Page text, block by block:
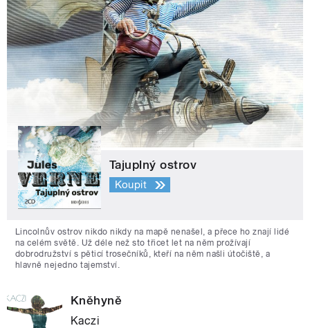
Tajuplný ostrov
Koupit
Lincolnův ostrov nikdo nikdy na mapě nenašel, a přece ho znají lidé
na celém světě. Už déle než sto třicet let na něm prožívají
dobrodružství s pěticí trosečníků, kteří na něm našli útočiště, a
hlavně nejedno tajemství.
Kněhyně
Kaczi